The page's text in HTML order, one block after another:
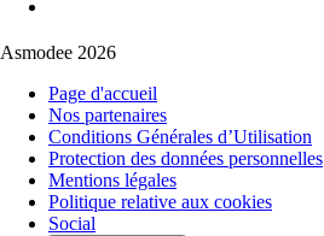
Asmodee 2026
Page d'accueil
Nos partenaires
Conditions Générales d’Utilisation
Protection des données personnelles
Mentions légales
Politique relative aux cookies
Social